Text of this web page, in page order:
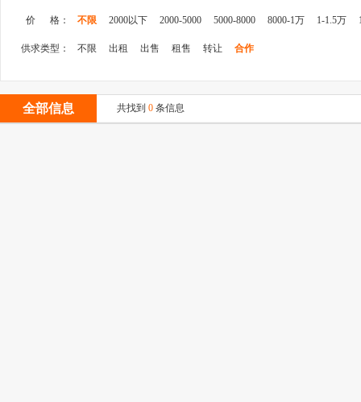
价 格： 不限 2000以下 2000-5000 5000-8000 8000-1万 1-1.5万
供求类型： 不限 出租 出售 租售 转让 合作
全部信息 共找到 0 条信息